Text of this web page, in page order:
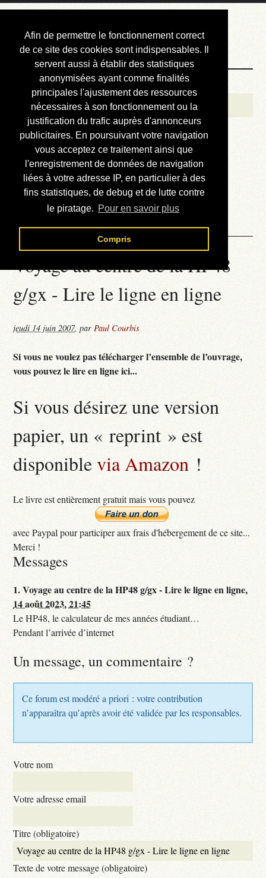
Afin de permettre le fonctionnement correct
de ce site des cookies sont indispensables. Il
servent aussi à établir des statistiques
anonymisées ayant comme finalités
principales l'ajustement des ressources
nécessaires à son fonctionnement ou la
justification du trafic auprès d'annonceurs
publicitaires. En poursuivant votre navigation
vous acceptez ce traitement ainsi que
l'enregistrement de données de navigation
liées à votre adresse IP, en particulier à des
fins statistiques, de debug et de lutte contre
le piratage. Pour en savoir plus
Compris
Courbis, « LE »
Blog Officiel
Bienvenue
Réalisations
Divers (et d’été)
Annonces
Liens externes
Téléchargement
Contact
Voyage au centre de la HP48
g/gx - Lire le ligne en ligne
jeudi 14 juin 2007,parPaul Courbis
Si vous ne voulez pas télécharger l’ensemble de l’ouvrage,
vous pouvez le lire en ligne ici...
Si vous désirez une version
papier, un « reprint » est
disponiblevia Amazon !
Le livre est entièrement gratuit mais vous pouvez
avec Paypal pour participer aux frais d'hébergement de ce site...
Merci !
Messages
1.Voyage au centre de la HP48 g/gx - Lire le ligne en ligne,
14 août 2023, 21:45
Le HP48, le calculateur de mes années étudiant…
Pendant l’arrivée d’internet
Un message, un commentaire ?
Ce forum est modéré a priori : votre contribution
n’apparaîtra qu’après avoir été validée par les responsables.
Votre nom
Votre adresse email
Titre (obligatoire)
Texte de votre message (obligatoire)